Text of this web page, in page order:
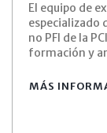
El equipo de
especializado
no PFI de la
formación y
MÁS